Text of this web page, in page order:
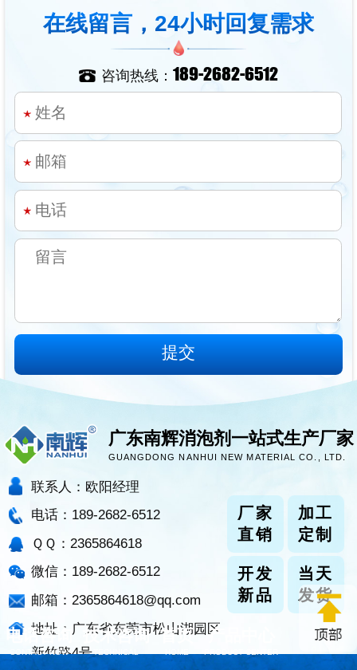
在线留言，24小时回复需求
咨询热线： 189-2682-6512
广东南辉消泡剂一站式生产厂家
GUANGDONG NANHUI NEW MATERIAL CO., LTD.
厂家
直销
加工
定制
开发
新品
当天
发货
联系人：欧阳经理
电话：189-2682-6512
ＱＱ：2365864618
微信：189-2682-6512
邮箱：2365864618@qq.com
地址：广东省东莞市松山湖园区
新竹路4号
电话咨询
CONTACT NOW
技术咨询 首页 产品中心